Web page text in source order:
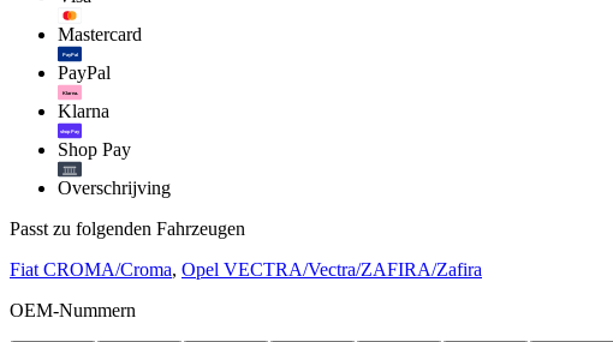
Mastercard
PayPal
PayPal
Klarna.
Klarna
shop Pay
Shop Pay
Overschrijving
Passt zu folgenden Fahrzeugen
Fiat CROMA/Croma, Opel VECTRA/Vectra/ZAFIRA/Zafira
OEM-Nummern